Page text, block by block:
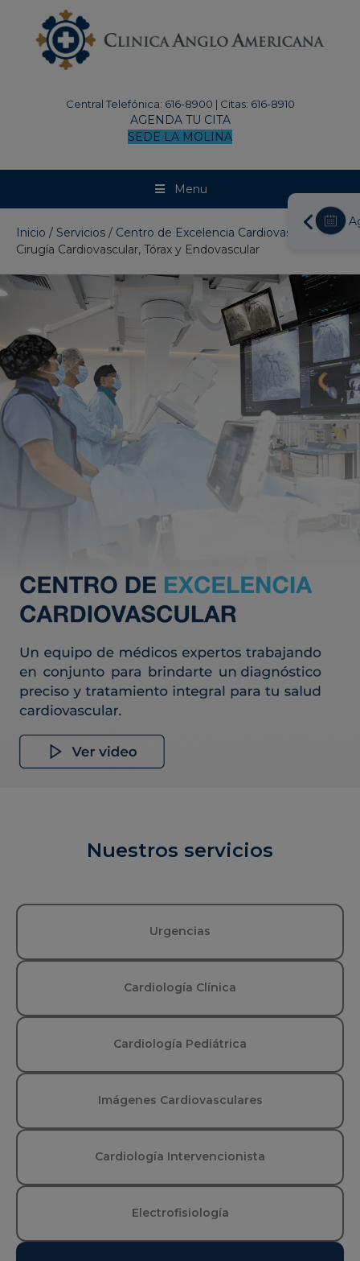
Central Telefónica: 616-8900 | Citas: 616-8910
AGENDA TU CITA
SEDE LA MOLINA
Menu
Inicio / Servicios / Centro de Excelencia Cardiovascular/
Cirugía Cardiovascular, Tórax y Endovascular
Nuestros servicios
Urgencias
Cardiología Clínica
Cardiología Pediátrica
Imágenes Cardiovasculares
Cardiología Intervencionista
Electrofisiología